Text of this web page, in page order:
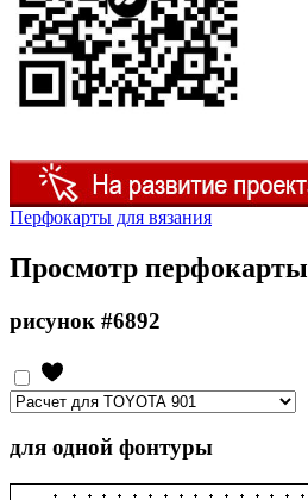
Перфокарты для вязания
Просмотр перфокарты
рисунок #6892
для одной фонтуры